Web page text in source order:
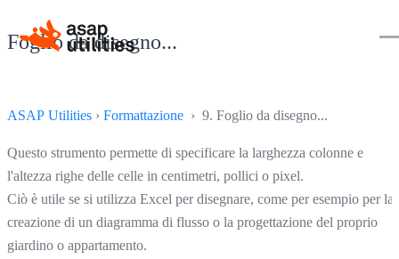
Foglio da disegno...
ASAP Utilities › Formattazione › 9. Foglio da disegno...
Questo strumento permette di specificare la larghezza colonne e
l'altezza righe delle celle in centimetri, pollici o pixel.
Ciò è utile se si utilizza Excel per disegnare, come per esempio per la
creazione di un diagramma di flusso o la progettazione del proprio
giardino o appartamento.